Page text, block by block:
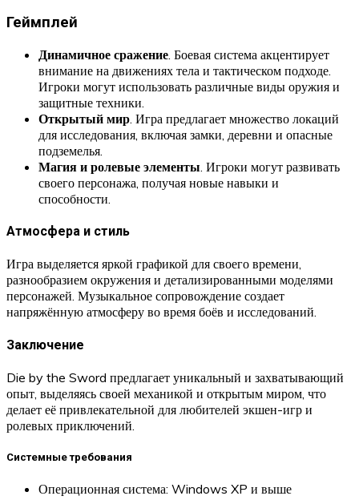
Геймплей
Динамичное сражение . Боевая система акцентирует
внимание на движениях тела и тактическом подходе.
Игроки могут использовать различные виды оружия и
защитные техники.
Открытый мир . Игра предлагает множество локаций
для исследования, включая замки, деревни и опасные
подземелья.
Магия и ролевые элементы . Игроки могут развивать
своего персонажа, получая новые навыки и
способности.
Атмосфера и стиль
Игра выделяется яркой графикой для своего времени,
разнообразием окружения и детализированными моделями
персонажей. Музыкальное сопровождение создает
напряжённую атмосферу во время боёв и исследований.
Заключение
Die by the Sword предлагает уникальный и захватывающий
опыт, выделяясь своей механикой и открытым миром, что
делает её привлекательной для любителей экшен-игр и
ролевых приключений.
Системные требования
Операционная система: Windows XP и выше